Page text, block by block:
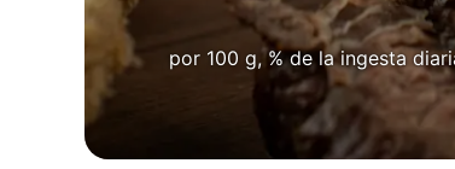
por 100 g, % de la ingesta